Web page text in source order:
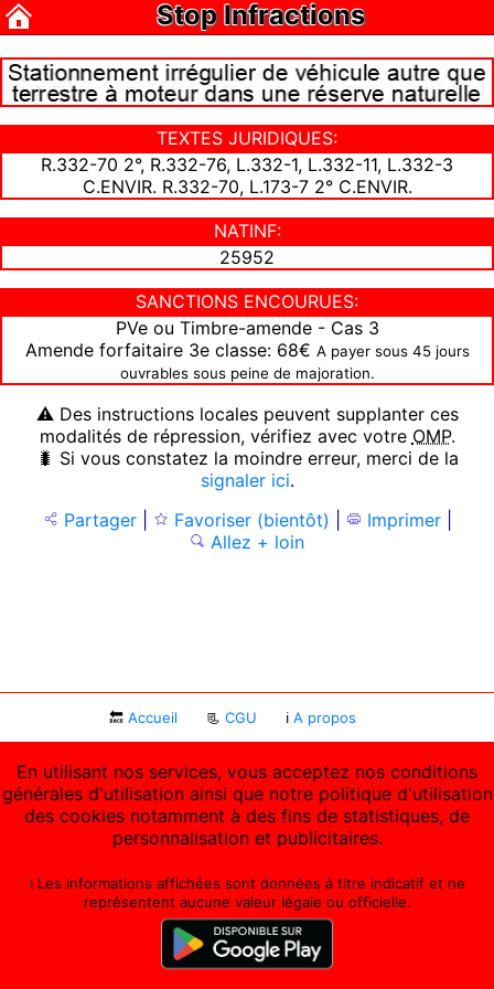
Stop Infractions
TEXTES JURIDIQUES:
R.332-70 2°, R.332-76, L.332-1, L.332-11, L.332-3
C.ENVIR. R.332-70, L.173-7 2° C.ENVIR.
NATINF:
25952
SANCTIONS ENCOURUES:
PVe ou Timbre-amende - Cas 3
Amende forfaitaire 3e classe: 68€ A payer sous 45 jours
ouvrables sous peine de majoration.
⚠ Des instructions locales peuvent supplanter ces
modalités de répression, vérifiez avec votre OMP.
🐛 Si vous constatez la moindre erreur, merci de la
signaler ici.
Partager| Favoriser (bientôt) Imprimer|
Allez + loin
🔙 Accueil 📃 CGU ℹ A propos
En utilisant nos services, vous acceptez nos conditions
générales d'utilisation ainsi que notre politique d'utilisation
des cookies notamment à des fins de statistiques, de
personnalisation et publicitaires.
ℹ️ Les informations affichées sont données à titre indicatif et ne
représentent aucune valeur légale ou officielle.